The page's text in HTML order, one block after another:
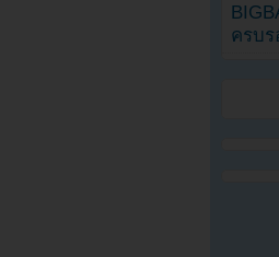
ครบร